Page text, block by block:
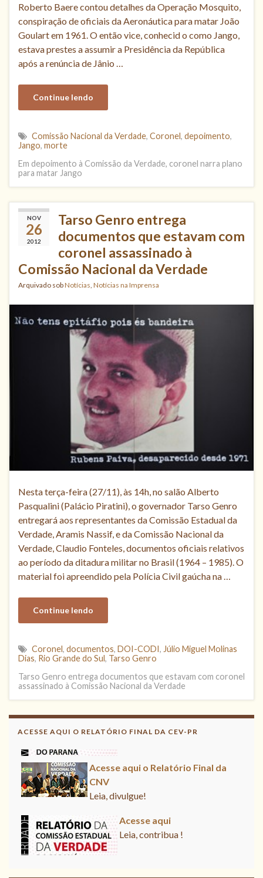
Roberto Baere contou detalhes da Operação Mosquito,
conspiração de oficiais da Aeronáutica para matar João
Goulart em 1961. O então vice, conhecid o como Jango,
estava prestes a assumir a Presidência da República
após a renúncia de Jânio …
Continue lendo
Comissão Nacional da Verdade, Coronel, depoimento,
Jango, morte
Em depoimento à Comissão da Verdade, coronel narra plano
para matar Jango
NOV
26
2012
Tarso Genro entrega
documentos que estavam com
coronel assassinado à
Comissão Nacional da Verdade
Arquivado sobNotícias Notícias na Imprensa
Nesta terça-feira (27/11), às 14h, no salão Alberto
Pasqualini (Palácio Piratini), o governador Tarso Genro
entregará aos representantes da Comissão Estadual da
Verdade, Aramis Nassif, e da Comissão Nacional da
Verdade, Claudio Fonteles, documentos oficiais relativos
ao período da ditadura militar no Brasil (1964 – 1985). O
material foi apreendido pela Polícia Civil gaúcha na …
Continue lendo
Coronel, documentos, DOI-CODI, Júlio Miguel Molinas
Dias, Rio Grande do Sul, Tarso Genro
Tarso Genro entrega documentos que estavam com coronel
assassinado à Comissão Nacional da Verdade
ACESSE AQUI O RELATÓRIO FINAL DA CEV-PR
Acesse aqui o Relatório Final da CNV
Leia, divulgue!
Leia, contribua !